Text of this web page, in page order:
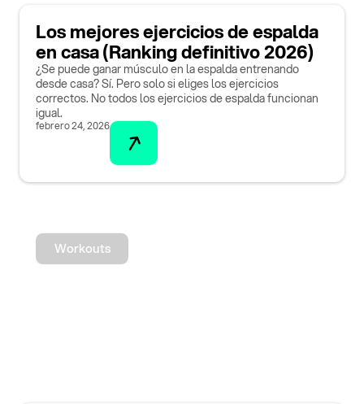
Los mejores ejercicios de espalda
en casa (Ranking definitivo 2026)
¿Se puede ganar músculo en la espalda entrenando
desde casa? Sí. Pero solo si eliges los ejercicios
correctos. No todos los ejercicios de espalda funcionan
igual.
febrero 24, 2026
Workouts